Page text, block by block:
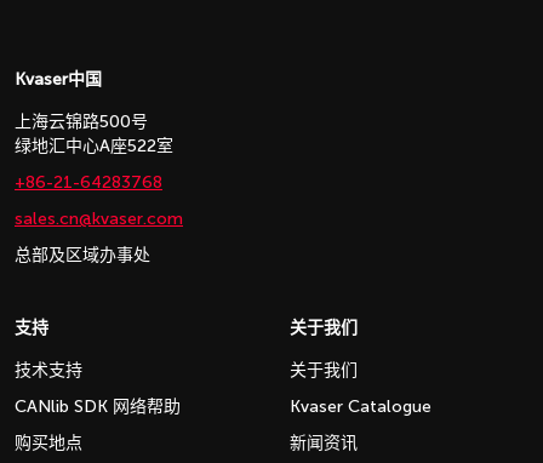
Kvaser中国
上海云锦路500号
绿地汇中心A座522室
+86-21-64283768
sales.cn@kvaser.com
总部及区域办事处
支持
技术支持
CANlib SDK 网络帮助
购买地点
关于我们
关于我们
Kvaser Catalogue
新闻资讯